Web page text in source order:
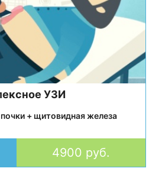
УЗИ
+ щитовидная железа
4900 руб.